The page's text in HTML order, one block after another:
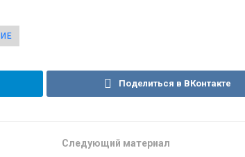
Поделиться в ВКонтакте
Следующий материал